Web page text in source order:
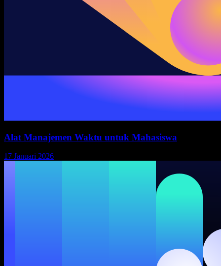
Alat Manajemen Waktu untuk Mahasiswa
17 Januari 2026